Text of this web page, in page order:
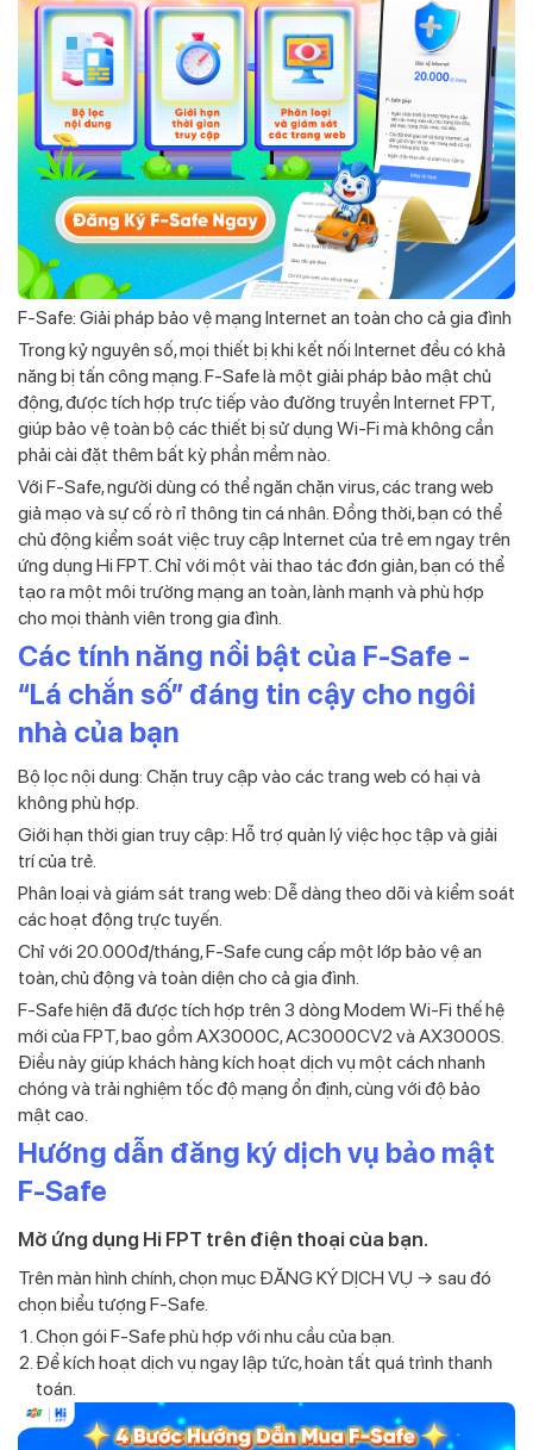
F-Safe: Giải pháp bảo vệ mạng Internet an toàn cho cả gia đình
Trong kỷ nguyên số, mọi thiết bị khi kết nối Internet đều có khả
năng bị tấn công mạng. F-Safe là một giải pháp bảo mật chủ
động, được tích hợp trực tiếp vào đường truyền Internet FPT,
giúp bảo vệ toàn bộ các thiết bị sử dụng Wi-Fi mà không cần
phải cài đặt thêm bất kỳ phần mềm nào.
Với F-Safe, người dùng có thể ngăn chặn virus, các trang web
giả mạo và sự cố rò rỉ thông tin cá nhân. Đồng thời, bạn có thể
chủ động kiểm soát việc truy cập Internet của trẻ em ngay trên
ứng dụng Hi FPT. Chỉ với một vài thao tác đơn giản, bạn có thể
tạo ra một môi trường mạng an toàn, lành mạnh và phù hợp
cho mọi thành viên trong gia đình.
Các tính năng nổi bật của F-Safe -
“Lá chắn số” đáng tin cậy cho ngôi
nhà của bạn
Bộ lọc nội dung: Chặn truy cập vào các trang web có hại và
không phù hợp.
Giới hạn thời gian truy cập: Hỗ trợ quản lý việc học tập và giải
trí của trẻ.
Phân loại và giám sát trang web: Dễ dàng theo dõi và kiểm soát
các hoạt động trực tuyến.
Chỉ với 20.000đ/tháng, F-Safe cung cấp một lớp bảo vệ an
toàn, chủ động và toàn diện cho cả gia đình.
F-Safe hiện đã được tích hợp trên 3 dòng Modem Wi-Fi thế hệ
mới của FPT, bao gồm AX3000C, AC3000CV2 và AX3000S.
Điều này giúp khách hàng kích hoạt dịch vụ một cách nhanh
chóng và trải nghiệm tốc độ mạng ổn định, cùng với độ bảo
mật cao.
Hướng dẫn đăng ký dịch vụ bảo mật
F-Safe
Mở ứng dụng Hi FPT trên điện thoại của bạn.
Trên màn hình chính, chọn mục ĐĂNG KÝ DỊCH VỤ → sau đó
chọn biểu tượng F-Safe.
Chọn gói F-Safe phù hợp với nhu cầu của bạn.
Để kích hoạt dịch vụ ngay lập tức, hoàn tất quá trình thanh
toán.